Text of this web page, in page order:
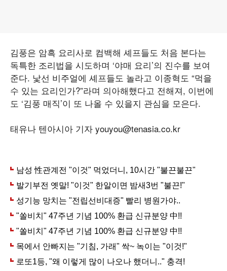
김풍은 암흑 요리사로 컴백해 셰프들도 처음 본다는
독특한 조리법을 시도하며 ‘야매 요리’의 진수를 보여
준다. 낯선 비주얼에 셰프들도 놀라고 이종혁도 “먹을
수 있는 요리인가?”라며 의아해했다고 전해져, 이번에
도 ‘김풍 매직’이 또 나올 수 있을지 관심을 모은다.
태유나 텐아시아 기자 youyou@tenasia.co.kr